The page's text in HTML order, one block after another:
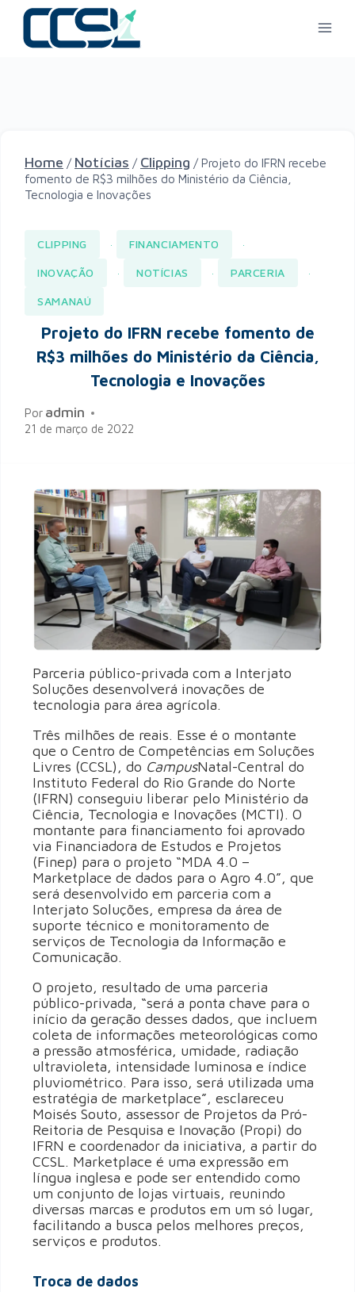
Home / Notícias / Clipping / Projeto do IFRN recebe
fomento de R$3 milhões do Ministério da Ciência,
Tecnologia e Inovações
CLIPPING · FINANCIAMENTO ·
INOVAÇÃO · NOTÍCIAS · PARCERIA ·
SAMANAÚ
Projeto do IFRN recebe fomento de
R$3 milhões do Ministério da Ciência,
Tecnologia e Inovações
Por admin
21 de março de 2022
Parceria público-privada com a Interjato
Soluções desenvolverá inovações de
tecnologia para área agrícola.
Três milhões de reais. Esse é o montante
que o Centro de Competências em Soluções
Livres (CCSL), do CampusNatal-Central do
Instituto Federal do Rio Grande do Norte
(IFRN) conseguiu liberar pelo Ministério da
Ciência, Tecnologia e Inovações (MCTI). O
montante para financiamento foi aprovado
via Financiadora de Estudos e Projetos
(Finep) para o projeto “MDA 4.0 –
Marketplace de dados para o Agro 4.0”, que
será desenvolvido em parceria com a
Interjato Soluções, empresa da área de
suporte técnico e monitoramento de
serviços de Tecnologia da Informação e
Comunicação.
O projeto, resultado de uma parceria
público-privada, “será a ponta chave para o
início da geração desses dados, que incluem
coleta de informações meteorológicas como
a pressão atmosférica, umidade, radiação
ultravioleta, intensidade luminosa e índice
pluviométrico. Para isso, será utilizada uma
estratégia de marketplace”, esclareceu
Moisés Souto, assessor de Projetos da Pró-
Reitoria de Pesquisa e Inovação (Propi) do
IFRN e coordenador da iniciativa, a partir do
CCSL. Marketplace é uma expressão em
língua inglesa e pode ser entendido como
um conjunto de lojas virtuais, reunindo
diversas marcas e produtos em um só lugar,
facilitando a busca pelos melhores preços,
serviços e produtos.
Troca de dados